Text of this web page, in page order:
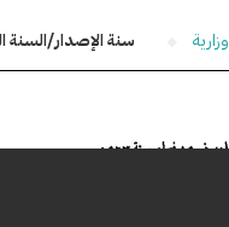
سنة الإصدار/السنة